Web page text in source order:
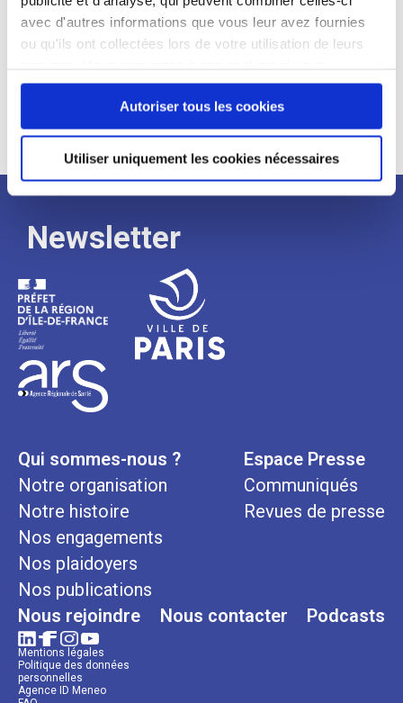
avec d'autres informations que vous leur avez fournies
ou qu'ils ont collectées lors de votre utilisation de leurs
continuez à utiliser notre site Web.
Autoriser tous les cookies
Utiliser uniquement les cookies nécessaires
de
recrutement
Newsletter
Qui sommes-nous ?
Notre organisation
Notre histoire
Nos engagements
Nos plaidoyers
Nos publications
Espace Presse
Communiqués
Revues de presse
Nous rejoindre Nous contacter Podcasts
Mentions légales
Politique des données
personnelles
Agence ID Meneo